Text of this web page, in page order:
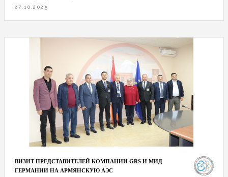
27.10.2025
ВИЗИТ ПРЕДСТАВИТЕЛЕЙ КОМПАНИИ GRS И МИД
ГЕРМАНИИ НА АРМЯНСКУЮ АЭС